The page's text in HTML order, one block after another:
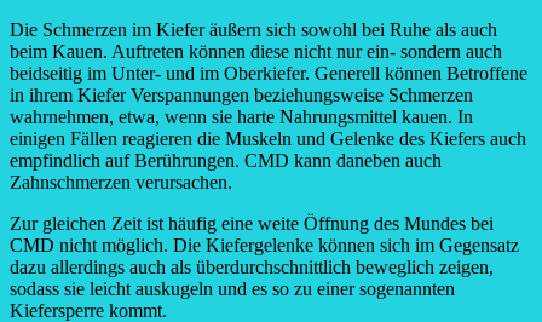
Die Schmerzen im Kiefer äußern sich sowohl bei Ruhe als auch
beim Kauen. Auftreten können diese nicht nur ein- sondern auch
beidseitig im Unter- und im Oberkiefer. Generell können Betroffene
in ihrem Kiefer Verspannungen beziehungsweise Schmerzen
wahrnehmen, etwa, wenn sie harte Nahrungsmittel kauen. In
einigen Fällen reagieren die Muskeln und Gelenke des Kiefers auch
empfindlich auf Berührungen. CMD kann daneben auch
Zahnschmerzen verursachen.
Zur gleichen Zeit ist häufig eine weite Öffnung des Mundes bei
CMD nicht möglich. Die Kiefergelenke können sich im Gegensatz
dazu allerdings auch als überdurchschnittlich beweglich zeigen,
sodass sie leicht auskugeln und es so zu einer sogenannten
Kiefersperre kommt.